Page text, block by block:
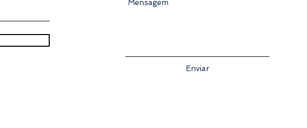
Enviar